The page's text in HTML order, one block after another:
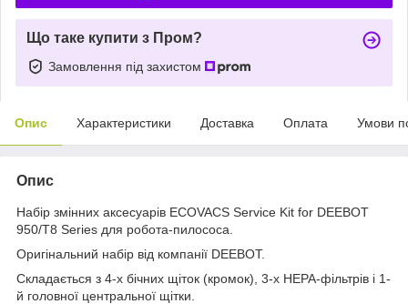
Що таке купити з Пром?
Замовлення під захистом
Опис Характеристики Доставка Оплата Умови
Опис
Набір змінних аксесуарів ECOVACS Service Kit for DEEBOT
950/T8 Series для робота-пилососа.
Оригінальний набір від компанії DEEBOT.
Складається з 4-х бічних щіток (кромок), 3-х HEPA-фільтрів і 1-
й головної центральної щітки.